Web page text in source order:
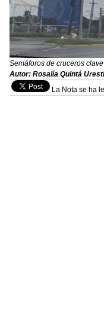
Semáforos de cruceros
Autor: Rosalía Quintá Uresti
La Nota se ha